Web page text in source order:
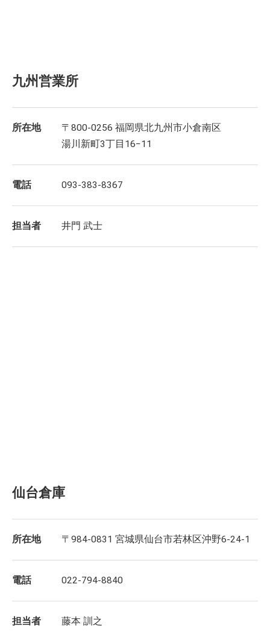
九州営業所
所在地
〒800-0256 福岡県北九州市小倉南区
湯川新町3丁目16−11
電話 093-383-8367
担当者 井門 武士
仙台倉庫
所在地 〒984-0831 宮城県仙台市若林区沖野6-24-1
電話 022-794-8840
担当者 藤本 訓之